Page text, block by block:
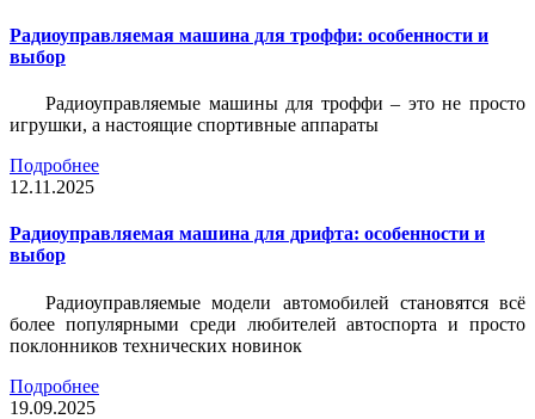
Радиоуправляемая машина для троффи: особенности и
выбор
Радиоуправляемые машины для троффи – это не просто
игрушки, а настоящие спортивные аппараты
Подробнее
12.11.2025
Радиоуправляемая машина для дрифта: особенности и
выбор
Радиоуправляемые модели автомобилей становятся всё
более популярными среди любителей автоспорта и просто
поклонников технических новинок
Подробнее
19.09.2025